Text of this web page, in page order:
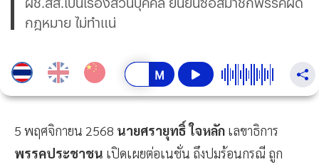
กฎหมาย ไม่ทำแน่
5 พฤศจิกายน 2568 นายศรายุทธิ์ ใจหลัก เลขาธิการ
พรรคประชาชน เปิดเผยต่อเนชั่น ถึงปมร้อนกรณี ถูก